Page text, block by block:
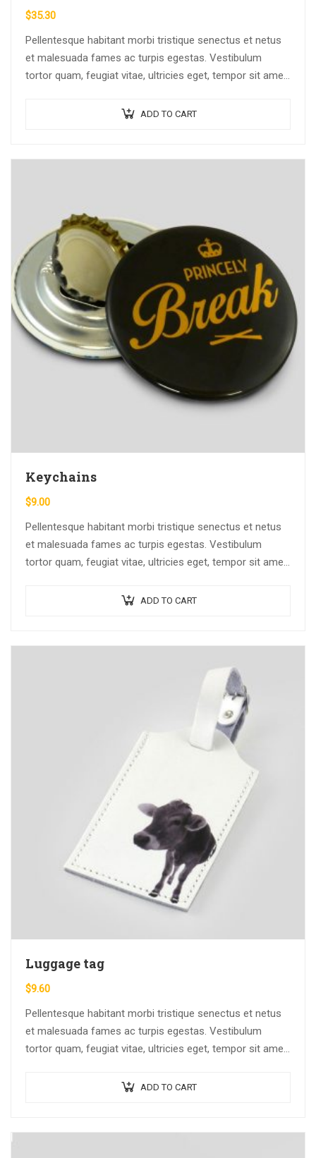
$35.30
Pellentesque habitant morbi tristique senectus et netus
et malesuada fames ac turpis egestas. Vestibulum
tortor quam, feugiat vitae, ultricies eget, tempor sit amet,
ADD TO CART
Keychains
$9.00
Pellentesque habitant morbi tristique senectus et netus
et malesuada fames ac turpis egestas. Vestibulum
tortor quam, feugiat vitae, ultricies eget, tempor sit amet,
ADD TO CART
Luggage tag
$9.60
Pellentesque habitant morbi tristique senectus et netus
et malesuada fames ac turpis egestas. Vestibulum
tortor quam, feugiat vitae, ultricies eget, tempor sit amet,
ADD TO CART